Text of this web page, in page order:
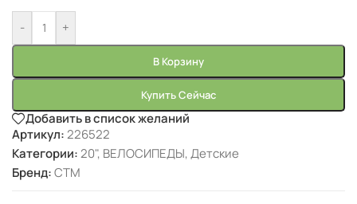
- +
В Корзину
Купить Сейчас
Добавить в список желаний
Артикул:226522
Категории:20", ВЕЛОСИПЕДЫ,Детские
Бренд:CTM